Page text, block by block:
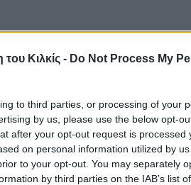
Κιλκίς - Do Not Process My
to third parties, or processing of your
by us, please use the below opt-
after your opt-out request is processed
on personal information utilized by
to your opt-out. You may separately
by third parties on the IAB’s list